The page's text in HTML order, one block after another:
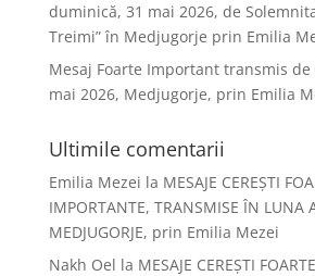
duminică, 31 mai 2026, de
Treimi” în Medjugorje prin Emilia
Mesaj Foarte Important transmis
mai 2026, Medjugorje, prin Emilia
Ultimile comentarii
Emilia Mezei la MESAJE CEREȘTI
IMPORTANTE, TRANSMISE ÎN LUNA
MEDJUGORJE, prin Emilia Mezei
Nakh Oel la MESAJE CEREȘTI